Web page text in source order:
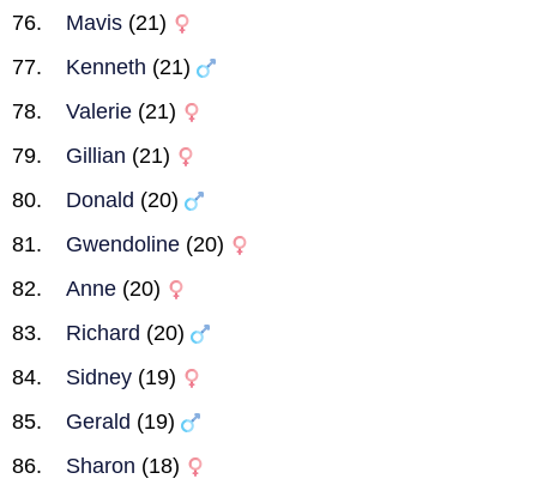
Mavis (21)
Kenneth (21)
Valerie (21)
Gillian (21)
Donald (20)
Gwendoline (20)
Anne (20)
Richard (20)
Sidney (19)
Gerald (19)
Sharon (18)